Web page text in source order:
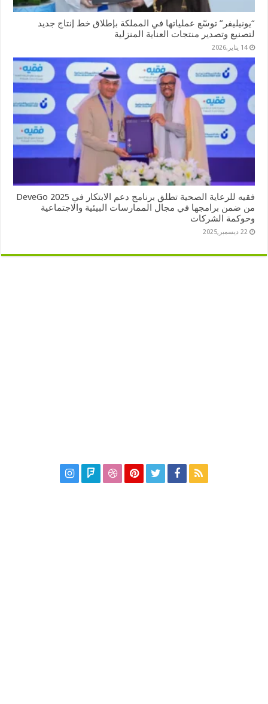
“يونيليفر” توسّع عملياتها في المملكة بإطلاق خط إنتاج جديد
لتصنيع وتصدير منتجات العناية المنزلية
14 يناير,2026
⁠فقيه للرعاية الصحية تطلق برنامج دعم الابتكار في DeveGo 2025
من ضمن برامجها في مجال الممارسات البيئية والاجتماعية
وحوكمة الشركات
22 ديسمبر,2025